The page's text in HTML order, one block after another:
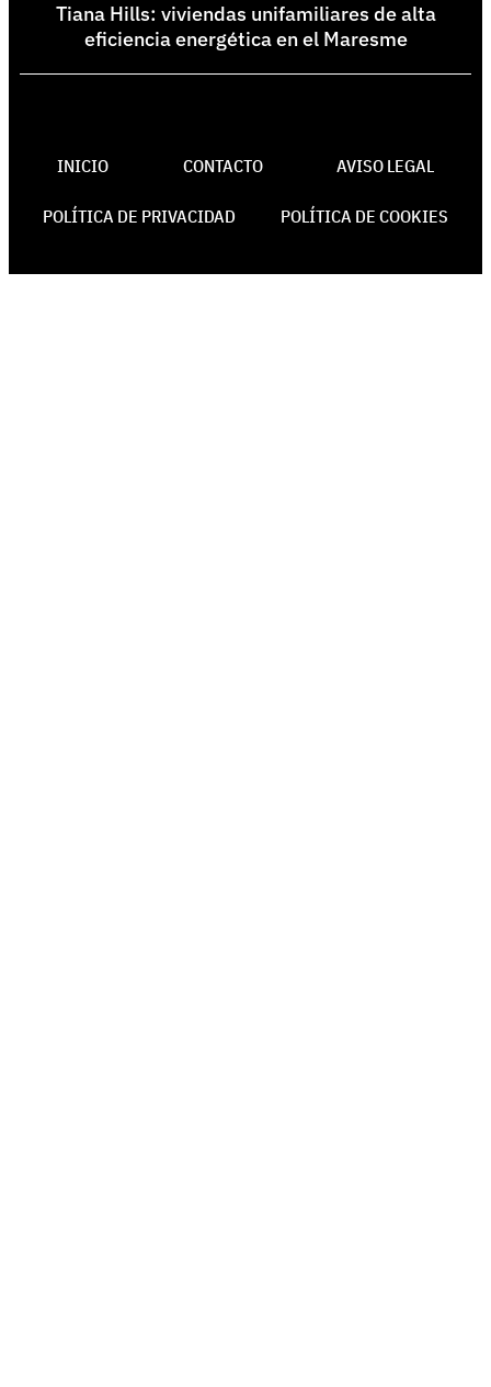
Tiana Hills: viviendas unifamiliares de alta
eficiencia energética en el Maresme
INICIO CONTACTO AVISO LEGAL
POLÍTICA DE PRIVACIDAD POLÍTICA DE COOKIES